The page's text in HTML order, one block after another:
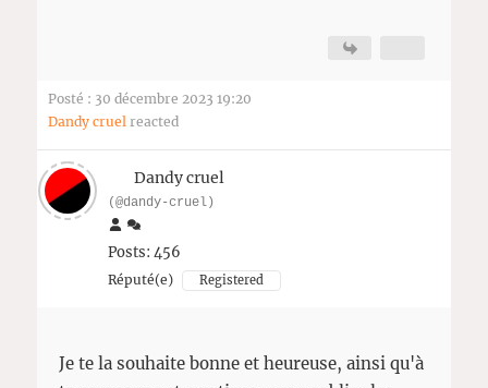
Posté : 30 décembre 2023 19:20
Dandy cruel reacted
Dandy cruel
(@dandy-cruel)
Posts: 456
Réputé(e) Registered
Je te la souhaite bonne et heureuse, ainsi qu'à